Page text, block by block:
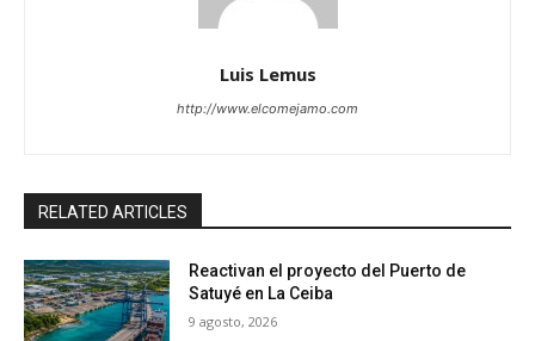
Luis Lemus
http://www.elcomejamo.com
RELATED ARTICLES
Reactivan el proyecto del Puerto de
Satuyé en La Ceiba
9 agosto, 2026